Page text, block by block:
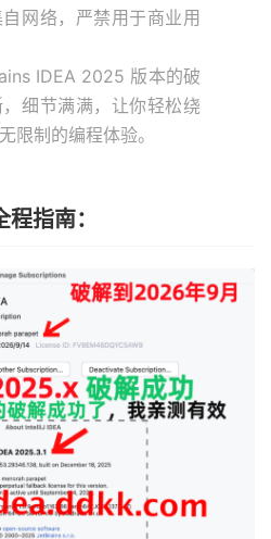
网络，严禁用于商业用
IDEA 2025 版本的破
细节满满，让你轻松绕
限制的编程体验。
指南：